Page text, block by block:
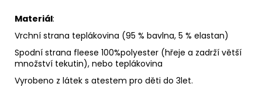
Materiál:
Vrchní strana teplákovina (95 % bavlna, 5 % elastan)
Spodní strana fleese 100%polyester (hřeje a zadrží větší
množství tekutin), nebo teplákovina
Vyrobeno z látek s atestem pro děti do 3let.